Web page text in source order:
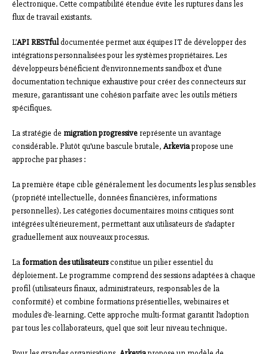
électronique. Cette compatibilité étendue évite les ruptures dans les
flux de travail existants.
L’API RESTfuldocumentée permet aux équipes IT de développer des
intégrations personnalisées pour les systèmes propriétaires. Les
développeurs bénéficient d’environnements sandbox et d’une
documentation technique exhaustive pour créer des connecteurs sur
mesure, garantissant une cohésion parfaite avec les outils métiers
spécifiques.
La stratégie de migration progressive représente un avantage
considérable. Plutôt qu’une bascule brutale, Arkeviapropose une
approche par phases :
La première étape cible généralement les documents les plus sensibles
(propriété intellectuelle, données financières, informations
personnelles). Les catégories documentaires moins critiques sont
intégrées ultérieurement, permettant aux utilisateurs de s’adapter
graduellement aux nouveaux processus.
La formation des utilisateursconstitue un pilier essentiel du
déploiement. Le programme comprend des sessions adaptées à chaque
profil (utilisateurs finaux, administrateurs, responsables de la
conformité) et combine formations présentielles, webinaires et
modules d’e-learning. Cette approche multi-format garantit l’adoption
par tous les collaborateurs, quel que soit leur niveau technique.